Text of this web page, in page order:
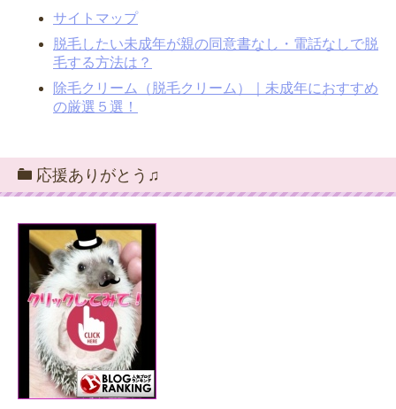
サイトマップ
脱毛したい未成年が親の同意書なし・電話なしで脱
毛する方法は？
除毛クリーム（脱毛クリーム）｜未成年におすすめ
の厳選５選！
応援ありがとう♫